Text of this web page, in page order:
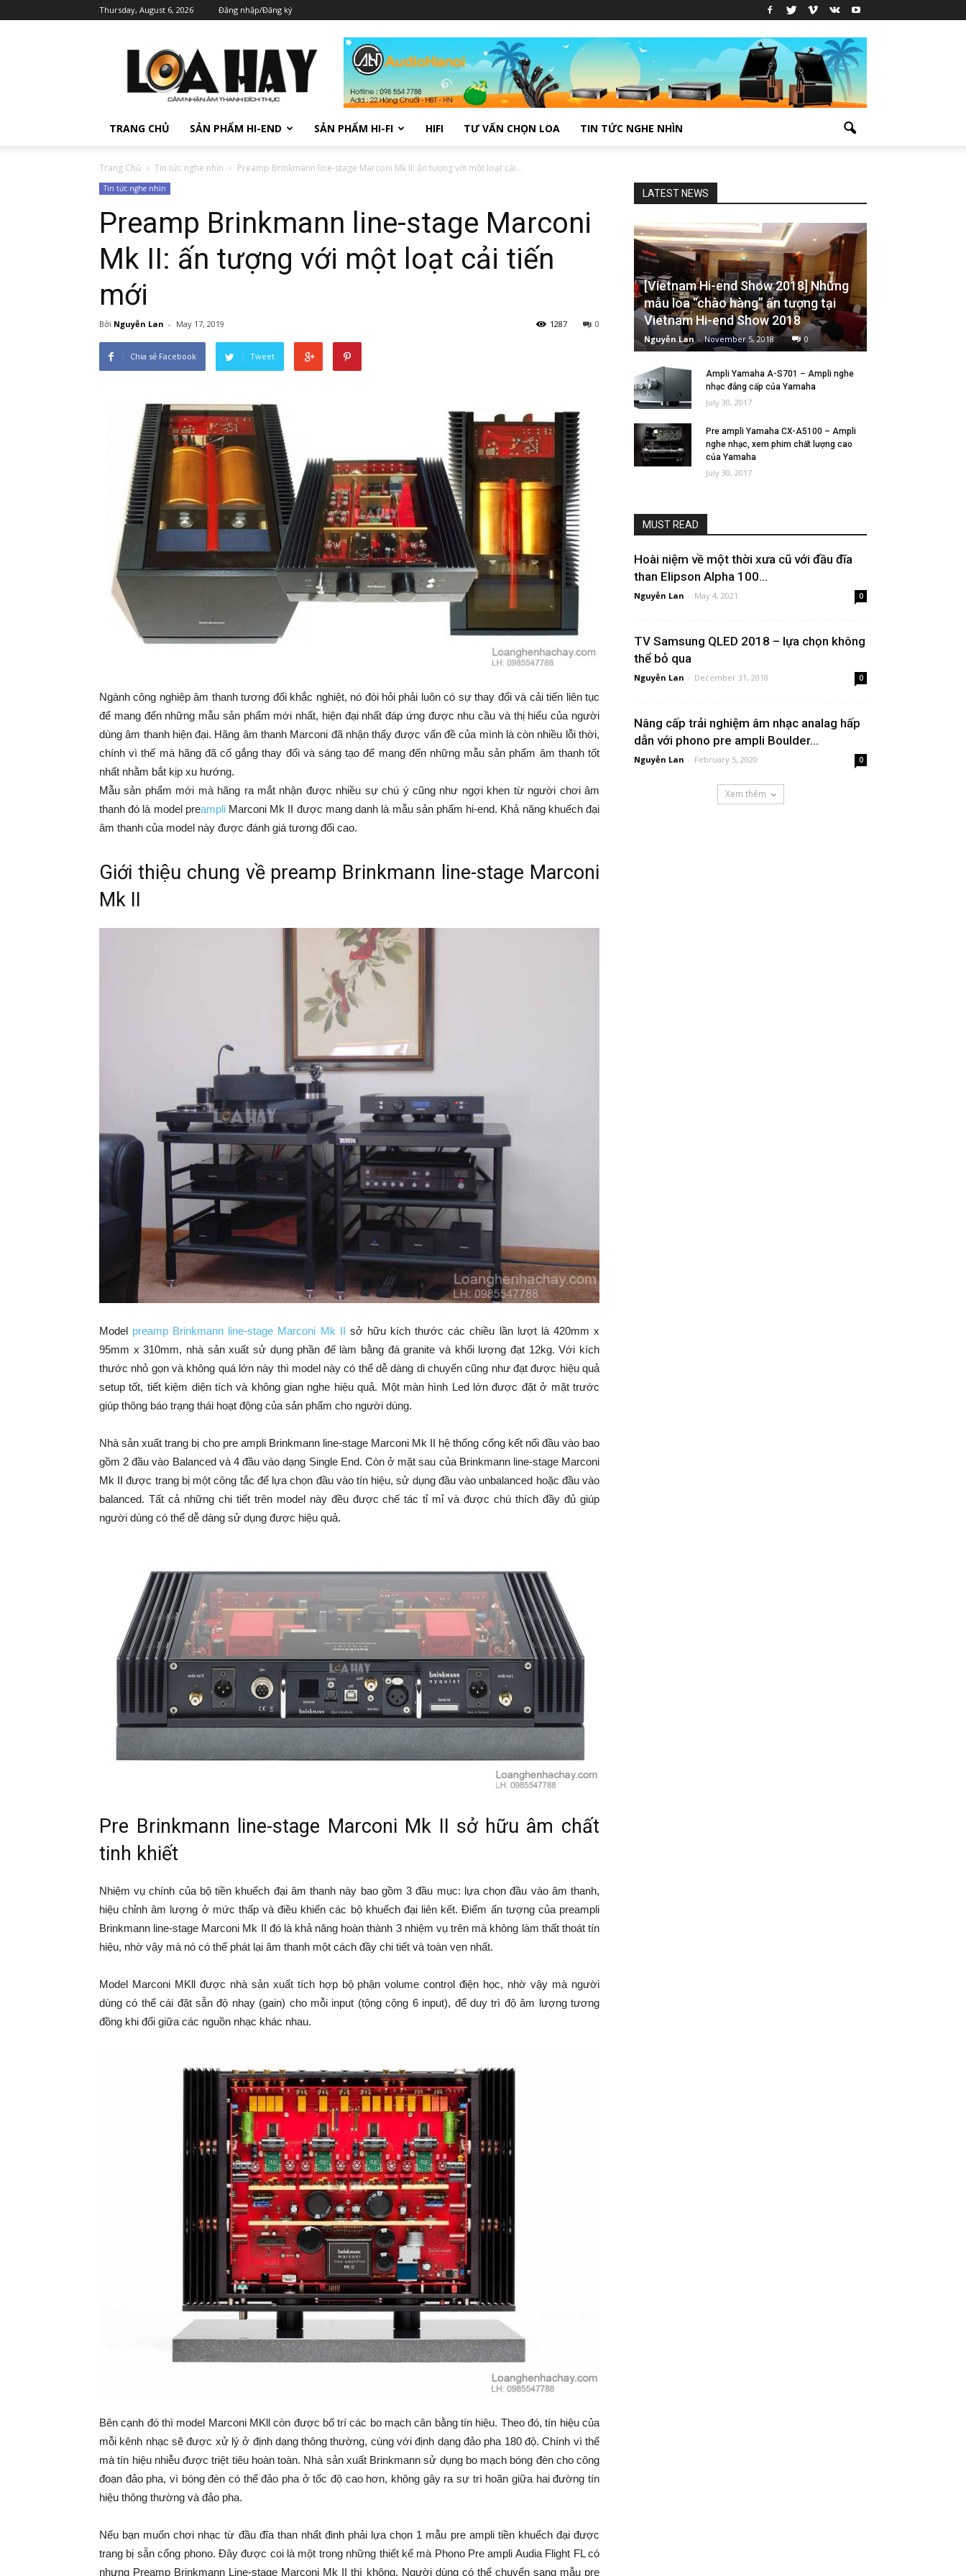
Thursday, August 6, 2026 Đăng nhập/Đăng ký
TRANG CHỦ SẢN PHẨM HI-END SẢN PHẨM HI-FI HIFI TƯ VẤN CHỌN LOA TIN TỨC NGHE NHÌN
Trang Chủ Tin tức nghe nhìn Preamp Brinkmann line-stage Marconi Mk II: ấn tượng với một loạt cải...
Tin tức nghe nhìn
Preamp Brinkmann line-stage Marconi
Mk II: ấn tượng với một loạt cải tiến
mới
Bởi Nguyễn Lan - May 17, 2019 0
1287
Chia sẻ Facebook Tweet
Ngành công nghiệp âm thanh tương đối khắc nghiệt, nó đòi hỏi phải luôn có sự thay đổi và cải tiến liên tục
để mang đến những mẫu sản phẩm mới nhất, hiện đại nhất đáp ứng được nhu cầu và thị hiếu của người
dùng âm thanh hiện đại. Hãng âm thanh Marconi đã nhận thấy được vấn đề của mình là còn nhiều lỗi thời,
chính vì thế mà hãng đã cố gắng thay đổi và sáng tạo để mang đến những mẫu sản phẩm âm thanh tốt
nhất nhằm bắt kịp xu hướng.
Mẫu sản phẩm mới mà hãng ra mắt nhận được nhiều sự chú ý cũng như ngợi khen từ người chơi âm
thanh đó là model preampliMarconi Mk II được mang danh là mẫu sản phẩm hi-end. Khả năng khuếch đại
âm thanh của model này được đánh giá tương đối cao.
Giới thiệu chung về preamp Brinkmann line-stage Marconi
Mk II
Model preamp Brinkmann line-stage Marconi Mk II sở hữu kích thước các chiều lần lượt là 420mm x
95mm x 310mm, nhà sản xuất sử dụng phần đế làm bằng đá granite và khối lượng đạt 12kg. Với kích
thước nhỏ gọn và không quá lớn này thì model này có thể dễ dàng di chuyển cũng như đạt được hiệu quả
setup tốt, tiết kiệm diện tích và không gian nghe hiệu quả. Một màn hình Led lớn được đặt ở mặt trước
giúp thông báo trạng thái hoạt động của sản phẩm cho người dùng.
Nhà sản xuất trang bị cho pre ampli Brinkmann line-stage Marconi Mk II hệ thống cổng kết nối đầu vào bao
gồm 2 đầu vào Balanced và 4 đầu vào dạng Single End. Còn ở mặt sau của Brinkmann line-stage Marconi
Mk II được trang bị một công tắc để lựa chọn đầu vào tín hiệu, sử dụng đầu vào unbalanced hoặc đầu vào
balanced. Tất cả những chi tiết trên model này đều được chế tác tỉ mỉ và được chú thích đầy đủ giúp
người dùng có thể dễ dàng sử dụng được hiệu quả.
Pre Brinkmann line-stage Marconi Mk II sở hữu âm chất
tinh khiết
Nhiệm vụ chính của bộ tiền khuếch đại âm thanh này bao gồm 3 đầu mục: lựa chọn đầu vào âm thanh,
hiệu chỉnh âm lượng ở mức thấp và điều khiển các bộ khuếch đại liên kết. Điểm ấn tượng của preampli
Brinkmann line-stage Marconi Mk II đó là khả năng hoàn thành 3 nhiệm vụ trên mà không làm thất thoát tín
hiệu, nhờ vậy mà nó có thể phát lại âm thanh một cách đầy chi tiết và toàn vẹn nhất.
Model Marconi MKll được nhà sản xuất tích hợp bộ phận volume control điện học, nhờ vậy mà người
dùng có thể cái đặt sẵn độ nhạy (gain) cho mỗi input (tộng cộng 6 input), để duy trì độ âm lượng tương
đồng khi đổi giữa các nguồn nhạc khác nhau.
Bên cạnh đó thì model Marconi MKll còn được bố trí các bo mạch cân bằng tín hiệu. Theo đó, tín hiệu của
mỗi kênh nhạc sẽ được xử lý ở định dạng thông thường, cùng với định dạng đảo pha 180 độ. Chính vì thế
mà tín hiệu nhiễu được triệt tiêu hoàn toàn. Nhà sản xuất Brinkmann sử dụng bo mạch bóng đèn cho công
đoạn đảo pha, vì bóng đèn có thể đảo pha ở tốc độ cao hơn, không gây ra sự trì hoãn giữa hai đường tín
hiệu thông thường và đảo pha.
Nếu bạn muốn chơi nhạc từ đầu đĩa than nhất đinh phải lựa chọn 1 mẫu pre ampli tiền khuếch đại được
trang bị sẵn cổng phono. Đây được coi là một trong những thiết kế mà Phono Pre ampli Audia Flight FL có
nhưng Preamp Brinkmann Line-stage Marconi Mk II thì không. Người dùng có thể chuyển sang mẫu pre
LATEST NEWS
[Vietnam Hi-end Show 2018] Những
mẫu loa “chào hàng” ấn tượng tại
Vietnam Hi-end Show 2018
Nguyễn Lan - November 5, 2018 0
Ampli Yamaha A-S701 – Ampli nghe
nhạc đẳng cấp của Yamaha
July 30, 2017
Pre ampli Yamaha CX-A5100 – Ampli
nghe nhạc, xem phim chất lượng cao
của Yamaha
July 30, 2017
MUST READ
Hoài niệm về một thời xưa cũ với đầu đĩa
than Elipson Alpha 100...
Nguyễn Lan - May 4, 2021 0
TV Samsung QLED 2018 – lựa chọn không
thể bỏ qua
Nguyễn Lan - December 31, 2018 0
Nâng cấp trải nghiệm âm nhạc analag hấp
dẫn với phono pre ampli Boulder...
Nguyễn Lan - February 5, 2020 0
Xem thêm